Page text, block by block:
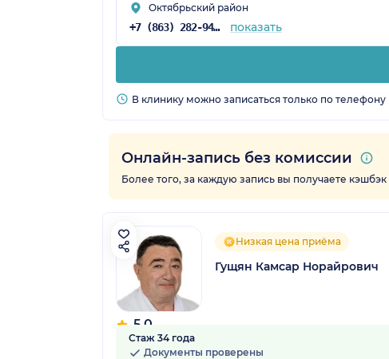
Октябрьский район
+7 (863) 282-94-55 показать
В клинику можно записаться только по телефону
Онлайн-запись без комиссии
Более того, за каждую запись вы получаете кэшбэк
5.0
2 отзыва
Низкая цена приёма
Гущян Камсар Норайрович
Стаж 34 года
Документы проверены